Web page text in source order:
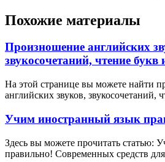
Похожие материалы
Произношение английских
звукосочетаний, чтение букв
На этой странице вы можете найти
английских звуков, звукосочетаний,
Учим иностранный язык
Здесь вы можете прочитать статью:
правильно! Современных средств